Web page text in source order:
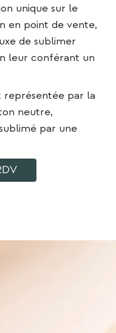
unique sur le
en point de vente,
de sublimer
leur conférant un
par la
neutre,
par une